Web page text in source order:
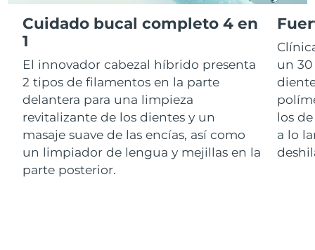
Cuidado bucal completo 4 en
1
El innovador cabezal híbrido presenta
2 tipos de filamentos en la parte
delantera para una limpieza
revitalizante de los dientes y un
masaje suave de las encías, así como
un limpiador de lengua y mejillas en la
parte posterior.
un
los
a lo
RAE de Macao
(China)
Malasia Entrega prevista 8/13/26
Malta Entrega prevista 8/10/26
México Entrega prevista 8/14/26
Mónaco